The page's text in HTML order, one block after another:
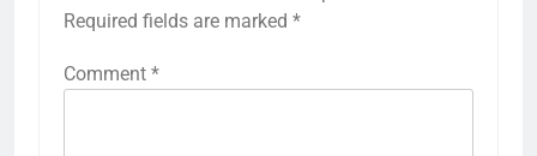
Required fields are marked *
Comment *